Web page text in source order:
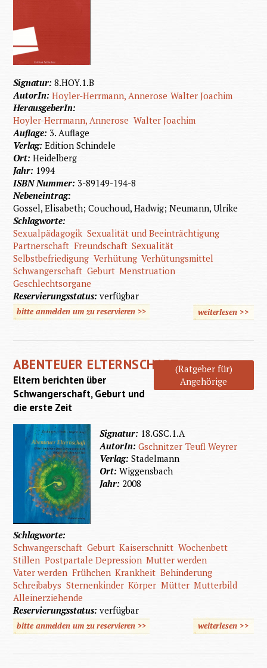
Signatur:8.HOY.1.B
AutorIn:Hoyler-Herrmann, Annerose Walter Joachim
HerausgeberIn:
Hoyler-Herrmann, Annerose Walter Joachim
Auflage: 3. Auflage
Verlag:Edition Schindele
Ort:Heidelberg
Jahr: 1994
ISBN Nummer: 3-89149-194-8
Nebeneintrag:
Gossel, Elisabeth; Couchoud, Hadwig; Neumann, Ulrike
Schlagworte:
Sexualpädagogik Sexualität und Beeinträchtigung
Partnerschaft Freundschaft Sexualität
Selbstbefriedigung Verhütung Verhütungsmittel
Schwangerschaft Geburt Menstruation
Geschlechtsorgane
Reservierungsstatus:verfügbar
bitte anmelden um zu reservieren >> weiterlesen>>
ABENTEUER ELTERNSCHAFT(Ratgeber für)
Angehörige
Eltern berichten über
Schwangerschaft, Geburt und
die erste Zeit
Signatur: 18.GSC.1.A
AutorIn:Gschnitzer Teufl Weyrer
Verlag:Stadelmann
Ort:Wiggensbach
Jahr: 2008
Schlagworte:
Schwangerschaft Geburt Kaiserschnitt Wochenbett
Stillen Postpartale Depression Mutter werden
Vater werden Frühchen Krankheit Behinderung
Schreibabys Sternenkinder Körper Mütter Mutterbild
Alleinerziehende
Reservierungsstatus:verfügbar
bitte anmelden um zu reservieren >> weiterlesen>>